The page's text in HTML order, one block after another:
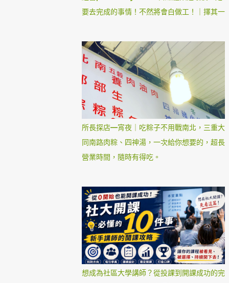
要去完成的事情！不然將會白做工！｜擇其一
所長探店—宵夜｜吃粽子不用戰南北，三重大
同南路肉粽、四神湯，一次給你想要的，超長
營業時間，隨時有得吃。
想成為社區大學講師？從投課到開課成功的完